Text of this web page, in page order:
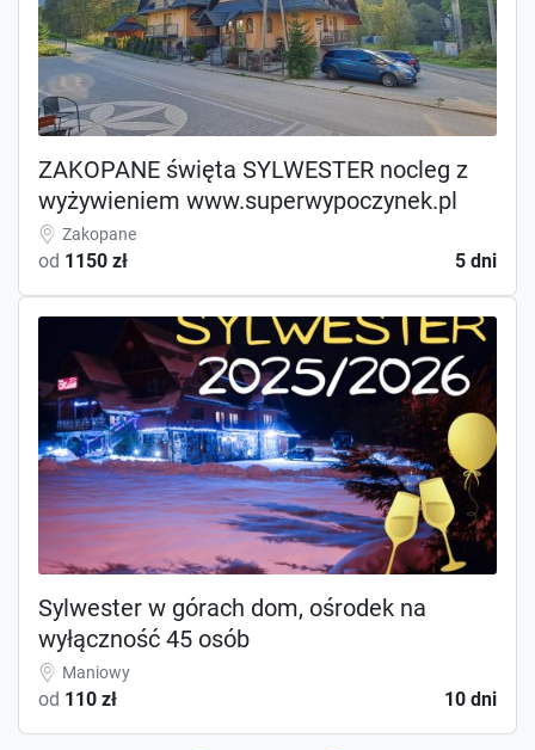
ZAKOPANE święta SYLWESTER nocleg z
wyżywieniem www.superwypoczynek.pl
Zakopane
od 1150 zł 5 dni
Sylwester w górach dom, ośrodek na
wyłączność 45 osób
Maniowy
od 110 zł 10 dni